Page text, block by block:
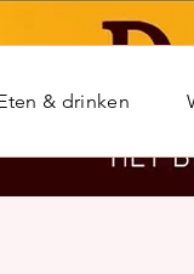
& drinken